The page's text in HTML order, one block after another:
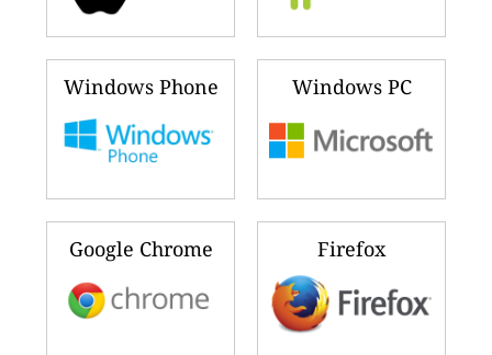
Windows Phone Windows PC
Google Chrome Firefox